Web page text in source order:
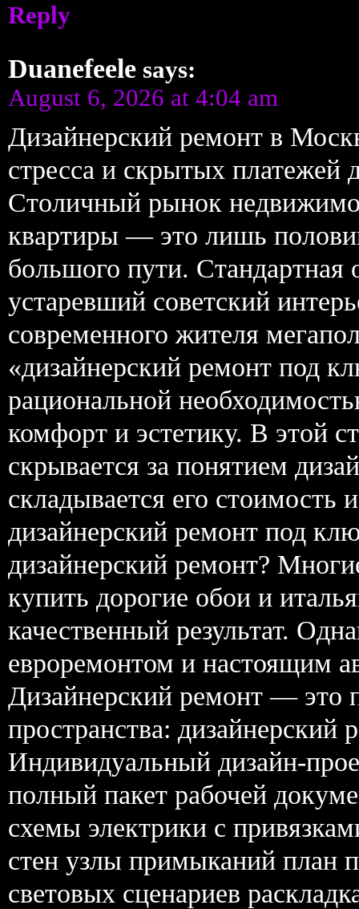
Reply
Duanefeele says:
August 6, 2026 at 4:04 am
Дизайнерский ремонт в
стресса и скрытых платежей
Столичный рынок
квартиры — это лишь
большого пути. Стандартная
устаревший советский
современного жителя
«дизайнерский ремонт под
рациональной
комфорт и эстетику. В этой
скрывается за понятием
складывается его
дизайнерский ремонт под
дизайнерский ремонт?
купить дорогие обои и
качественный результат.
евроремонтом и настоящим
Дизайнерский ремонт — это
пространства:
Индивидуальный дизайн-
полный пакет рабочей
схемы электрики с
стен узлы примыканий план
световых сценариев